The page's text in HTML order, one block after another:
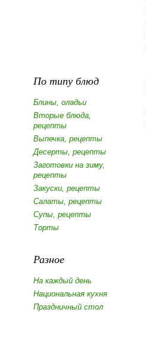
По типу блюд
Блины, оладьи
Вторые блюда,
рецепты
Выпечка, рецепты
Десерты, рецепты
Заготовки на зиму,
рецепты
Закуски, рецепты
Салаты, рецепты
Супы, рецепты
Торты
Разное
На каждый день
Национальная кухня
Праздничный стол